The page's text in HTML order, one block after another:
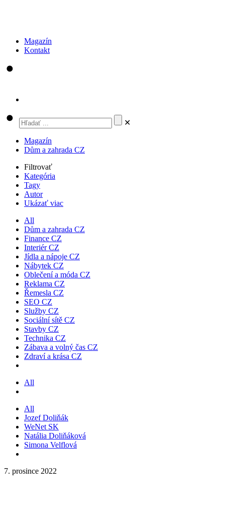
Magazín
Kontakt
✕
Magazín
Dům a zahrada CZ
Filtrovať
Kategória
Tagy
Autor
Ukázať viac
All
Dům a zahrada CZ
Finance CZ
Interiér CZ
Jídla a nápoje CZ
Nábytek CZ
Oblečení a móda CZ
Reklama CZ
Řemesla CZ
SEO CZ
Služby CZ
Sociální sítě CZ
Stavby CZ
Technika CZ
Zábava a volný čas CZ
Zdraví a krása CZ
All
All
Jozef Doliňák
WeNet SK
Natália Doliňáková
Simona Velflová
7. prosince 2022